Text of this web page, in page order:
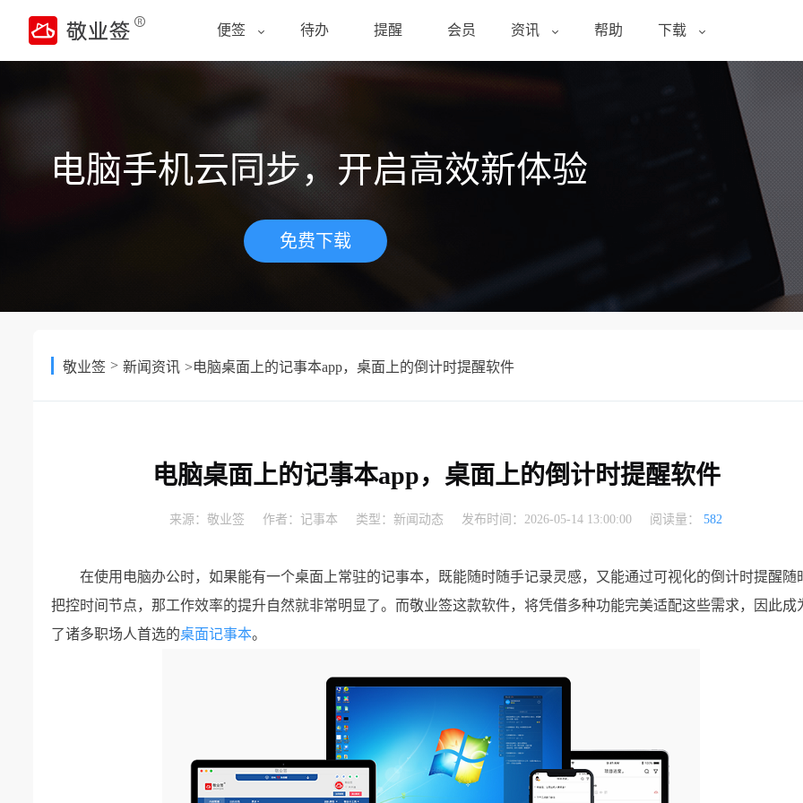
便签 待办 提醒 会员 资讯 帮助 下载
电脑手机云同步，开启高效新体验
免费下载
敬业签 > 新闻资讯 >电脑桌面上的记事本app，桌面上的倒计时提醒软件
电脑桌面上的记事本app，桌面上的倒计时提醒软件
来源： 敬业签 作者： 记事本 类型： 新闻动态 发布时间：2026-05-14 13:00:00 阅读量： 582
在使用电脑办公时，如果能有一个桌面上常驻的记事本，既能随时随手记录灵感，又能通过可视化的倒计时提醒随
把控时间节点，那工作效率的提升自然就非常明显了。而敬业签这款软件，将凭借多种功能完美适配这些需求，因此成
了诸多职场人首选的桌面记事本。